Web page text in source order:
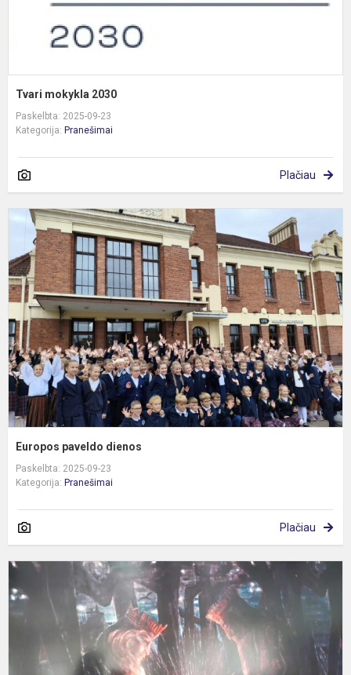
Tvari mokykla 2030
Paskelbta: 2025-09-23
Kategorija: Pranešimai
Plačiau
Europos paveldo dienos
Paskelbta: 2025-09-23
Kategorija: Pranešimai
Plačiau